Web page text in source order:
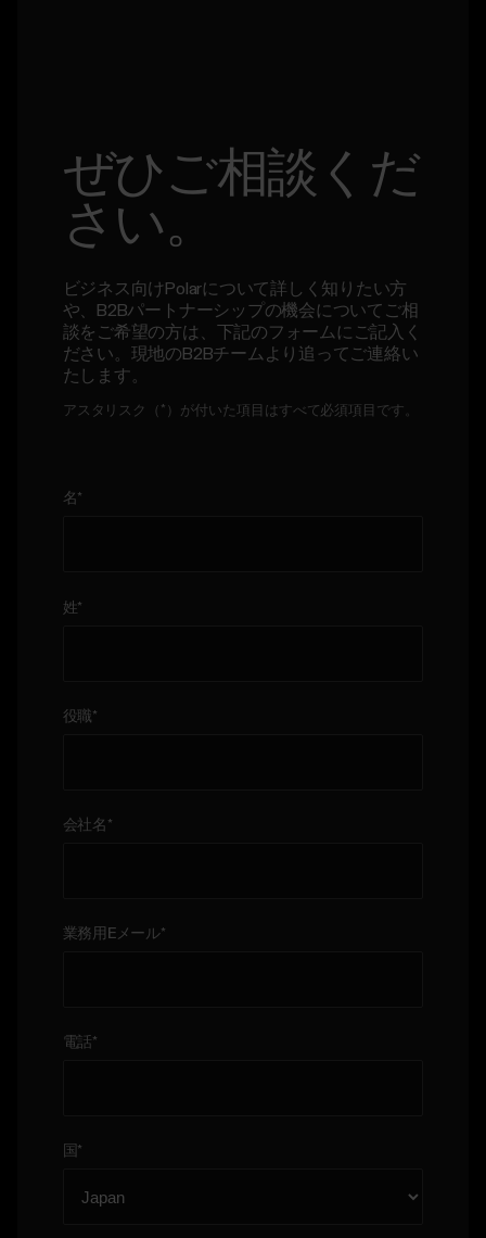
ぜひご相談くだ
さい。
ビジネス向けPolarについて詳しく知りたい方
や、B2Bパートナーシップの機会についてご相
談をご希望の方は、下記のフォームにご記入く
ださい。現地のB2Bチームより追ってご連絡い
たします。
アスタリスク（*）が付いた項目はすべて必須項目です。
名*
姓*
役職*
会社名 *
業務用Eメール*
電話*
国 *